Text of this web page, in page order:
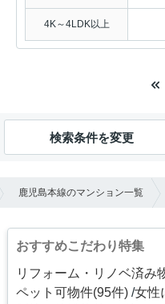
4K～4LDK以上
検索条件を変更
鹿児島本線のマンション一覧
おすすめこだわり特集
リフォーム・リノベ済み
ペット可物件(95件) 女性